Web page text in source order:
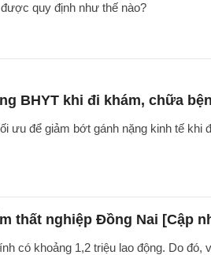
quy định như thế nào?
BHYT khi đi khám, chữa
ưu để giảm bớt gánh nặng kinh tế
thất nghiệp Đồng Nai [Cập
có khoảng 1,2 triệu lao động. Do